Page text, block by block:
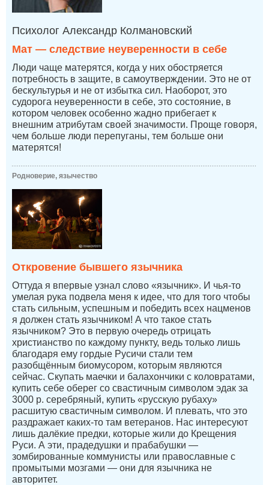
Психолог Александр Колмановский
Мат — следствие неуверенности в себе
Люди чаще матерятся, когда у них обостряется
потребность в защите, в самоутверждении. Это не от
бескультурья и не от избытка сил. Наоборот, это
судорога неуверенности в себе, это состояние, в
котором человек особенно жадно прибегает к
внешним атрибутам своей значимости. Проще говоря,
чем больше люди перепуганы, тем больше они
матерятся!
Родноверие, язычество
Откровение бывшего язычника
Оттуда я впервые узнал слово «язычник». И чья-то
умелая рука подвела меня к идее, что для того чтобы
стать сильным, успешным и победить всех нацменов
я должен стать язычником! А что такое стать
язычником? Это в первую очередь отрицать
христианство по каждому пункту, ведь только лишь
благодаря ему гордые Русичи стали тем
разобщённым биомусором, которым являются
сейчас. Скупать маечки и балахончики с коловратами,
купить себе оберег со свастичным символом эдак за
3000 р. серебряный, купить «русскую рубаху»
расшитую свастичным символом. И плевать, что это
раздражает каких-то там ветеранов. Нас интересуют
лишь далёкие предки, которые жили до Крещения
Руси. А эти, прадедушки и прабабушки —
зомбированные коммунисты или православные с
промытыми мозгами — они для язычника не
авторитет.